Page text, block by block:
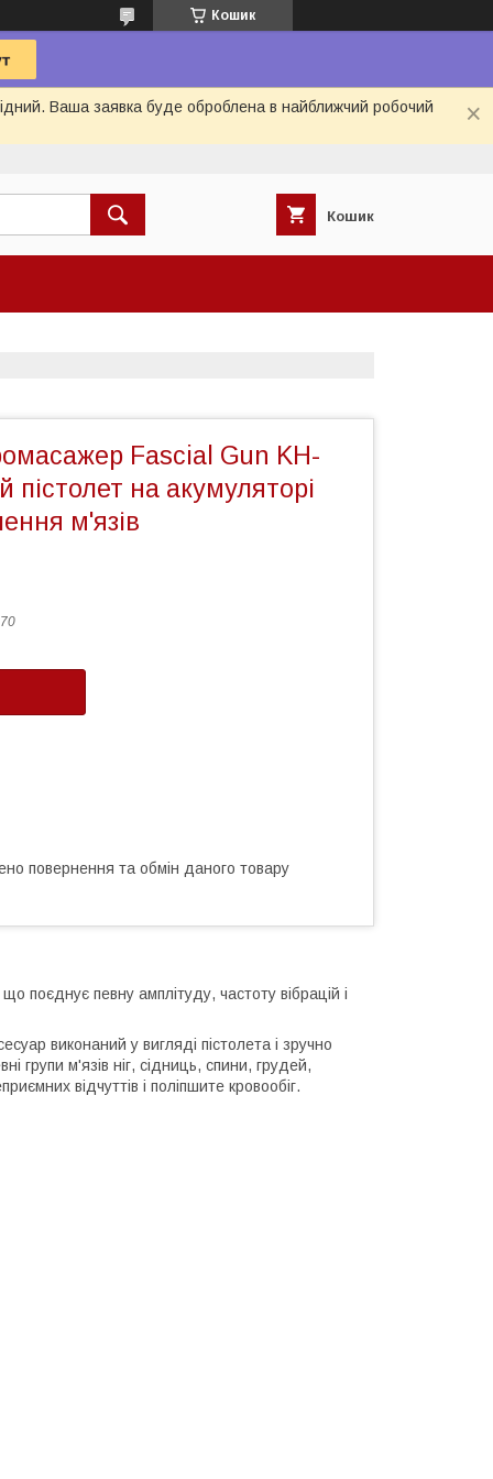
Кошик
Ваша заявка буде оброблена в найближчий робочий
Кошик
Fascial Gun KH-
на акумуляторі
м'язів
повернення та обмін даного товару
поєднує певну амплітуду, частоту вібрацій і
виконаний у вигляді пістолета і зручно
групи м'язів ніг, сідниць, спини, грудей,
відчуттів і поліпшите кровообіг.